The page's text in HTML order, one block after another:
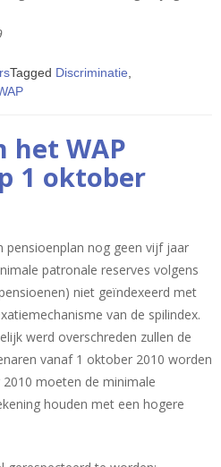
Tagged Discriminatie
het WAP
1 oktober
pensioenplan nog geen vijf jaar
patronale reserves volgens
niet geïndexeerd met
van de spilindex.
werd overschreden zullen de
vanaf 1 oktober 2010 worden
moeten de minimale
houden met een hogere